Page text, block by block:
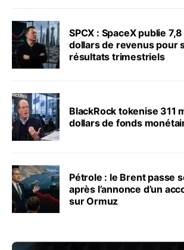
SPCX : SpaceX publie
dollars de revenus pour
résultats trimestriels
BlackRock tokenise 311
dollars de fonds
Pétrole : le Brent passe
après l’annonce d’un
sur Ormuz